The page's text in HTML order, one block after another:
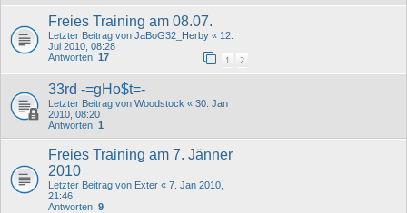
Freies Training am 08.07.
Letzter Beitrag von JaBoG32_Herby « 12.
Jul 2010, 08:28
Antworten: 17 1 2
33rd -=gHo$t=-
Letzter Beitrag von Woodstock « 30. Jan
2010, 08:20
Antworten: 1
Freies Training am 7. Jänner
2010
Letzter Beitrag von Exter « 7. Jan 2010,
21:46
Antworten: 9